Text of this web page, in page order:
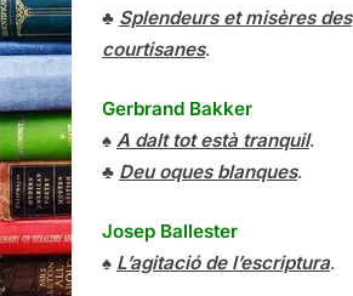
♣ Splendeurs et misères des
courtisanes.
Gerbrand Bakker
♠ A dalt tot està tranquil.
♣ Deu oques blanques.
Josep Ballester
♠ L’agitació de l’escriptura.